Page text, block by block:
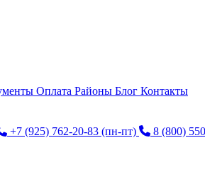
Оплата Районы Блог Контакты
+7 (925) 762-20-83 (пн-пт) 8 (800)